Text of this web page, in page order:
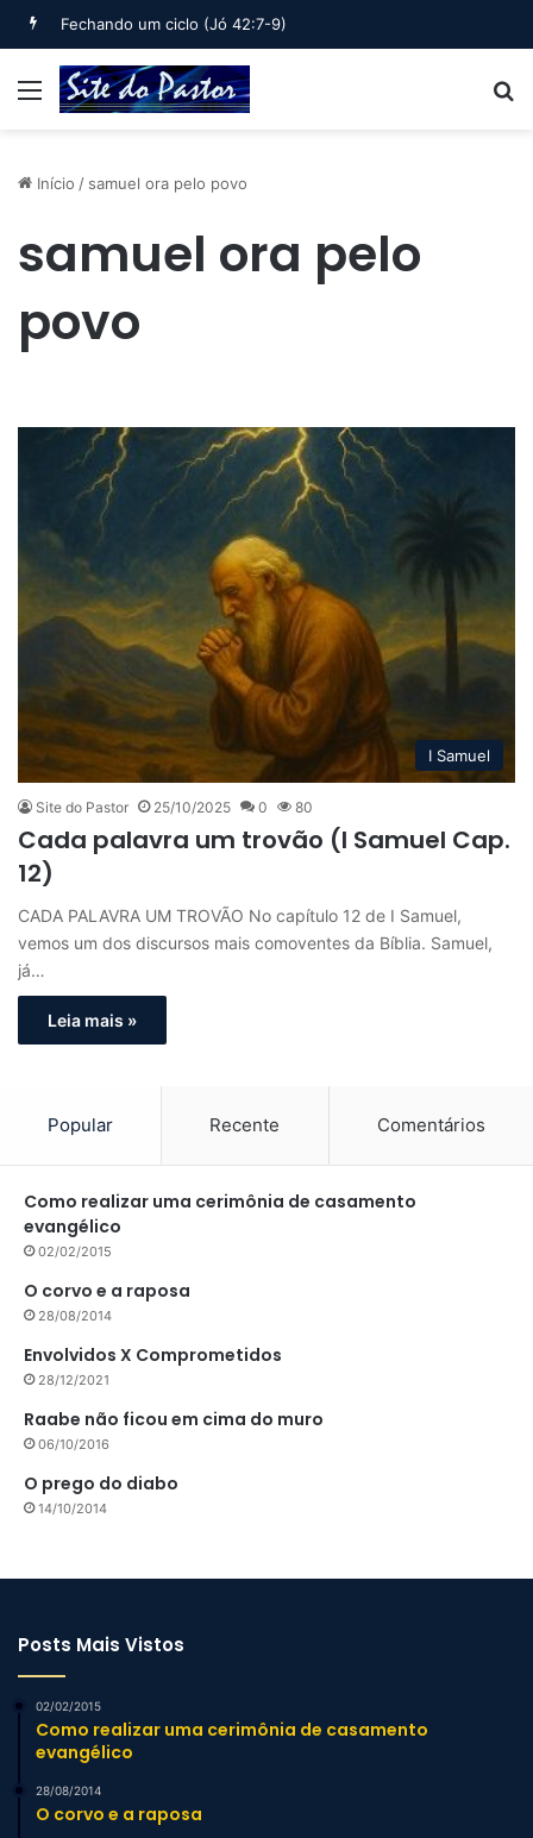
Fechando um ciclo (Jó 42:7-9)
Menu
Início / samuel ora pelo povo
samuel ora pelo
povo
I Samuel
Site do Pastor 25/10/2025 0 80
Cada palavra um trovão (I Samuel Cap.
12)
CADA PALAVRA UM TROVÃO No capítulo 12 de I Samuel,
vemos um dos discursos mais comoventes da Bíblia. Samuel,
já…
Leia mais »
Popular Recente Comentários
Como realizar uma cerimônia de casamento
evangélico
02/02/2015
O corvo e a raposa
28/08/2014
Envolvidos X Comprometidos
28/12/2021
Raabe não ficou em cima do muro
06/10/2016
O prego do diabo
14/10/2014
Posts Mais Vistos
02/02/2015
Como realizar uma cerimônia de casamento
evangélico
28/08/2014
O corvo e a raposa